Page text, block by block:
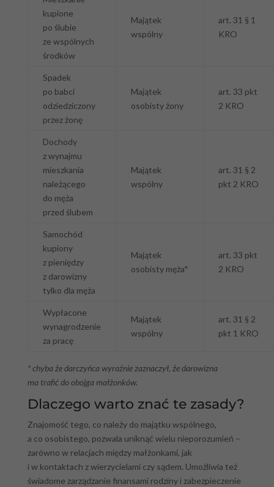
kupione
po ślubie
ze wspólnych
środków
Majątek
wspólny
art. 31 § 1
KRO
Spadek
po babci
odziedziczony
przez żonę
Majątek
osobisty żony
art. 33 pkt
2 KRO
Dochody
z wynajmu
mieszkania
należącego
do męża
przed ślubem
Majątek
wspólny
art. 31 § 2
pkt 2 KRO
Samochód
kupiony
z pieniędzy
z darowizny
tylko dla męża
Majątek
osobisty męża*
art. 33 pkt
2 KRO
Wypłacone
wynagrodzenie
za pracę
Majątek
wspólny
art. 31 § 2
pkt 1 KRO
* chyba że darczyńca wyraźnie zaznaczył, że darowizna
ma trafić do obojga małżonków.
Dlaczego warto znać te zasady?
Znajomość tego, co należy do majątku wspólnego,
a co osobistego, pozwala uniknąć wielu nieporozumień –
zarówno w relacjach między małżonkami, jak
i w kontaktach z wierzycielami czy sądem. Umożliwia też
świadome zarządzanie finansami rodziny i zabezpieczenie